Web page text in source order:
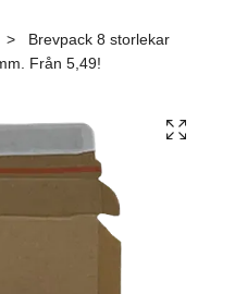
Brevpack 8 storlekar
Från 5,49!